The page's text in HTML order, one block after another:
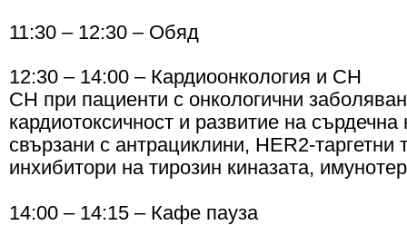
11:30 – 12:30 – Обяд
12:30 – 14:00 – Кардиоонкология и СН
СН при пациенти с онкологични
кардиотоксичност и развитие на сърдечна
свързани с антрациклини, HER2-таргетни
инхибитори на тирозин киназата,
14:00 – 14:15 – Кафе пауза